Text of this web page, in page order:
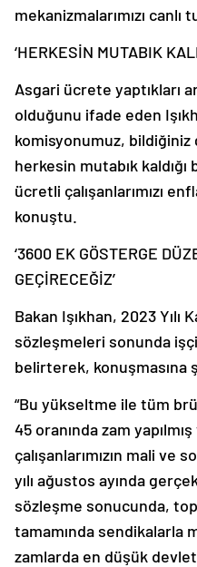
mekanizmalarımızı
‘HERKESİN MUTABIK
Asgari ücrete yaptıkları
olduğunu ifade eden
komisyonumuz, bildiğiniz
herkesin mutabık
ücretli çalışanlarımızı
konuştu.
‘3600 EK GÖSTERGE
GEÇİRECEĞİZ’
Bakan Işıkhan, 2023
sözleşmeleri sonunda
belirterek, konuşmasına
“Bu yükseltme ile tüm
45 oranında zam
çalışanlarımızın mali
yılı ağustos ayında
sözleşme sonucunda,
tamamında sendikalarla
zamlarda en düşük